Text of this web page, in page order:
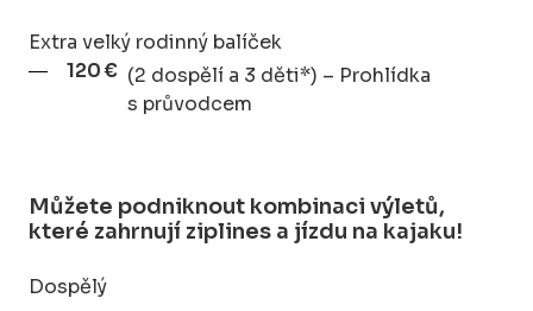
Extra velký rodinný balíček
120 € (2 dospělí a 3 děti*) – Prohlídka
s průvodcem
Můžete podniknout kombinaci výletů,
které zahrnují ziplines a jízdu na kajaku!
Dospělý